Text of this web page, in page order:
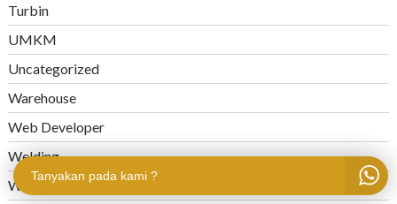
Turbin
UMKM
Uncategorized
Warehouse
Web Developer
Welding
Werehouse
Tanyakan pada kami ?